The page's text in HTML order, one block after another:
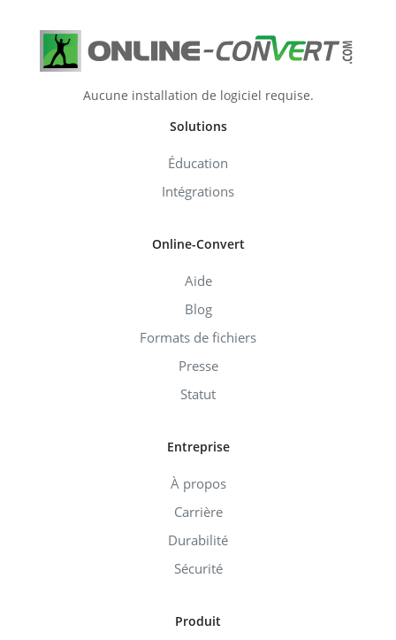
Aucune installation de logiciel requise.
Solutions
Éducation
Intégrations
Online-Convert
Aide
Blog
Formats de fichiers
Presse
Statut
Entreprise
À propos
Carrière
Durabilité
Sécurité
Produit